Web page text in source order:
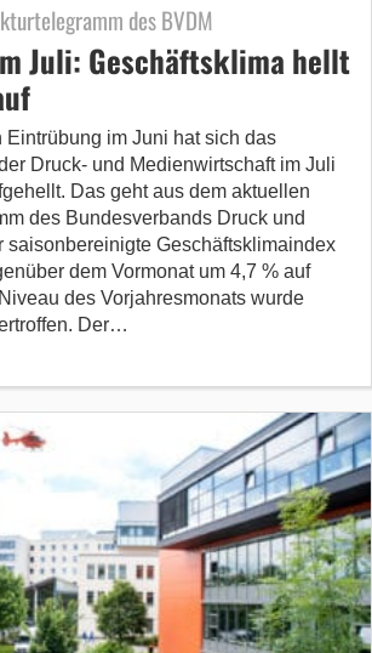
des BVDM
Juli: Geschäftsklima hellt
Eintrübung im Juni hat sich das
Druck- und Medienwirtschaft im Juli
Das geht aus dem aktuellen
des Bundesverbands Druck und
saison­bereinigte Geschäftsklimaindex
dem Vormonat um 4,7 % auf
des Vorjahresmonats wurde
Der…